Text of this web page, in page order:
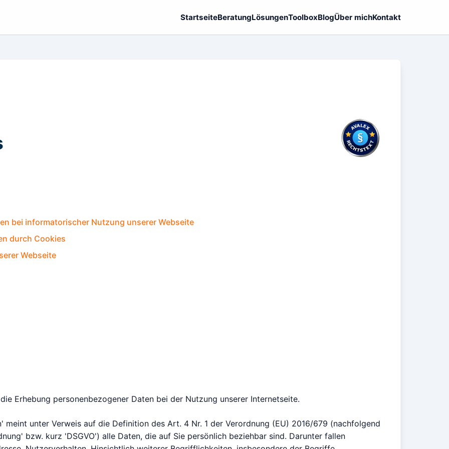
StartseiteBeratungLösungenToolboxBlogÜber michKontakt
bei informatorischer Nutzung unserer Webseite
durch Cookies
Webseite
Erhebung personenbezogener Daten bei der Nutzung unserer Internetseite.
unter Verweis auf die Definition des Art. 4 Nr. 1 der Verordnung (EU) 2016/679 (nachfolgend
bzw. kurz 'DSGVO') alle Daten, die auf Sie persönlich beziehbar sind. Darunter fallen